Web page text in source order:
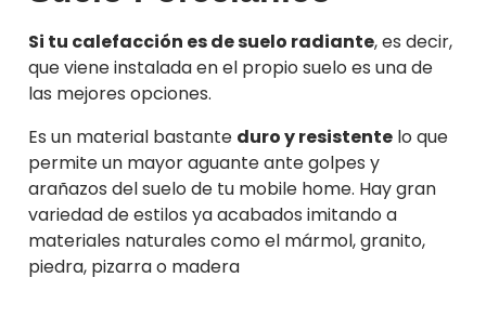
Si tu calefacción es de suelo radiante, es decir,
que viene instalada en el propio suelo es una de
las mejores opciones.
Es un material bastante duro y resistente lo que
permite un mayor aguante ante golpes y
arañazos del suelo de tu mobile home. Hay gran
variedad de estilos ya acabados imitando a
materiales naturales como el mármol, granito,
piedra, pizarra o madera